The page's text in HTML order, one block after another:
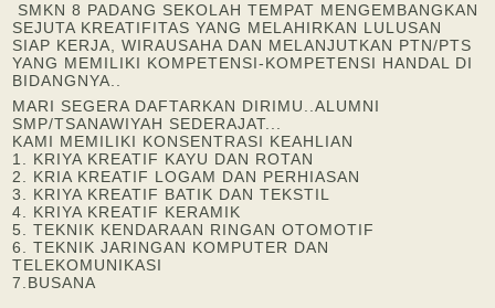
SMKN 8 PADANG SEKOLAH TEMPAT MENGEMBANGKAN
SEJUTA KREATIFITAS YANG MELAHIRKAN LULUSAN
SIAP KERJA, WIRAUSAHA DAN MELANJUTKAN PTN/PTS
YANG MEMILIKI KOMPETENSI-KOMPETENSI HANDAL DI
BIDANGNYA..
MARI SEGERA DAFTARKAN DIRIMU..ALUMNI
SMP/TSANAWIYAH SEDERAJAT...
KAMI MEMILIKI KONSENTRASI KEAHLIAN
1. KRIYA KREATIF KAYU DAN ROTAN
2. KRIA KREATIF LOGAM DAN PERHIASAN
3. KRIYA KREATIF BATIK DAN TEKSTIL
4. KRIYA KREATIF KERAMIK
5. TEKNIK KENDARAAN RINGAN OTOMOTIF
6. TEKNIK JARINGAN KOMPUTER DAN
TELEKOMUNIKASI
7.BUSANA